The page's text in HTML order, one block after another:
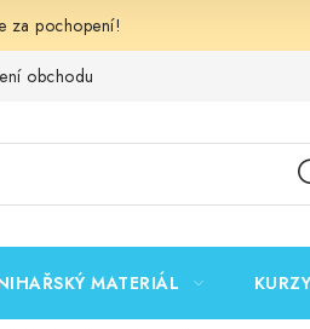
za pochopení!
obchodu
MATERIÁL